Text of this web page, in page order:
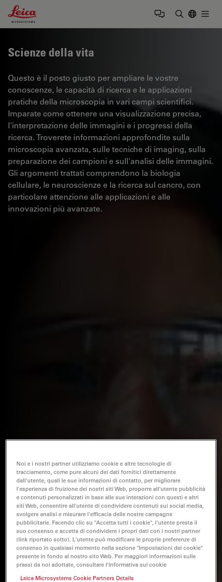
Leica Microsystems Logo
Scienze della vita
Questo è il posto giusto per ampliare le vostre
conoscenze, le capacità di ricerca e le applicazioni
pratiche della microscopia in vari campi scientifici.
Imparate come ottenere una visualizzazione precisa,
l'interpretazione delle immagini e i progressi della
ricerca. Troverete informazioni approfondite sulla
microscopia avanzata, sulle tecniche di imaging, sulla
preparazione dei campioni e sull'analisi delle immagini.
Gli argomenti trattati comprendono la biologia
cellulare, le neuroscienze e la ricerca sul cancro, con
particolare attenzione alle applicazioni e alle
innovazioni più avanzate.
Noi e i nostri partner utilizziamo cookie e altre tecnologie di
tracciamento, come pure alcuni dei dati fornitici direttamente
dall'utente, quali le sue informazioni di contatto, per migliorare
l'esperienza di fruizione dei nostri siti Web, proporre all'utente pubblicità
e contenuti personalizzati in base alle sue interazioni con questi e altri
siti Web, consentire all'utente di condividere contenuti sui social media,
svolgere analisi e misurare l'efficacia delle nostre campagne
pubblicitarie. Facendo clic su "Accetta tutti i cookie", l'utente presta il
suo consenso e accetta di condividere i propri dati con i nostri partner
(link riportato sotto). L'utente può modificare le proprie preferenze di
consenso in qualsiasi momento nella sezione "Impostazioni dei cookie"
presente in fondo al nostro sito Web. Per maggiori informazioni sulle
prassi da noi adottate, consultare l'Informativa sui cookie
Leica Microsystems Cookie Partners Details